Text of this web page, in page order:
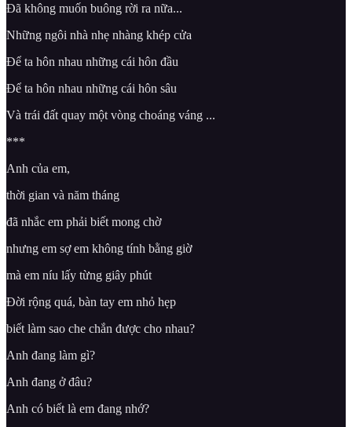
Đã không muốn buông rời ra nữa...
Những ngôi nhà nhẹ nhàng khép cửa
Để ta hôn nhau những cái hôn đầu
Để ta hôn nhau những cái hôn sâu
Và trái đất quay một vòng choáng váng ...
***
Anh của em,
thời gian và năm tháng
đã nhắc em phải biết mong chờ
nhưng em sợ em không tính bằng giờ
mà em níu lấy từng giây phút
Đời rộng quá, bàn tay em nhỏ hẹp
biết làm sao che chắn được cho nhau?
Anh đang làm gì?
Anh đang ở đâu?
Anh có biết là em đang nhớ?